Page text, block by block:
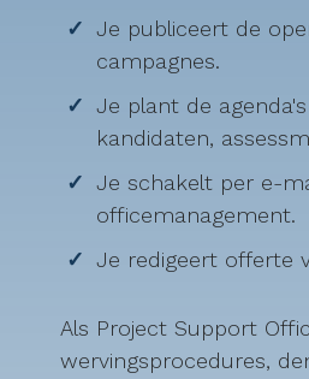
Je publiceert de
campagnes.
Je plant de
kandidaten,
Je schakelt per e-
officemanagement.
Je redigeert offerte
Als Project Support
wervingsprocedures,